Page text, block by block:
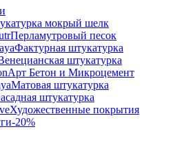
мокрый шелк
Перламутровый песок
Фактурная штукатурка
штукатурка
Арт Бетон и Микроцемент
Матовая штукатурка
штукатурка
Художественные покрытия
-20%